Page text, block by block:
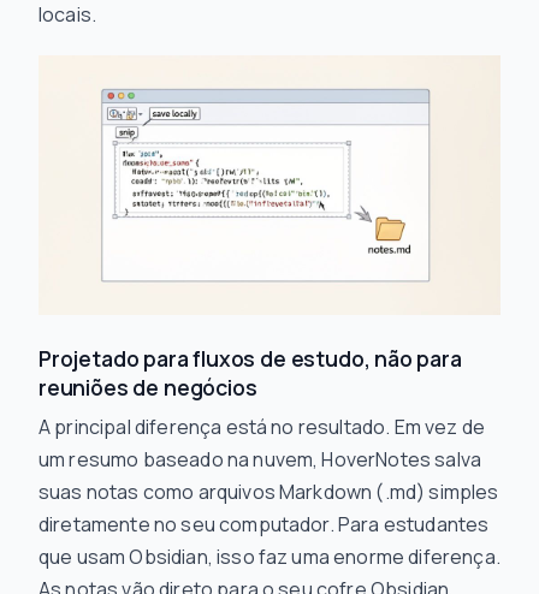
locais.
Projetado para fluxos de estudo, não para
reuniões de negócios
A principal diferença está no resultado. Em vez de
um resumo baseado na nuvem, HoverNotes salva
suas notas como arquivos Markdown (.md) simples
diretamente no seu computador. Para estudantes
que usam Obsidian, isso faz uma enorme diferença.